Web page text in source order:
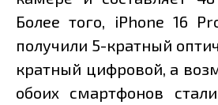
Более того, iPhone 16
получили 5-кратный
кратный цифровой, а
обоих смартфонов